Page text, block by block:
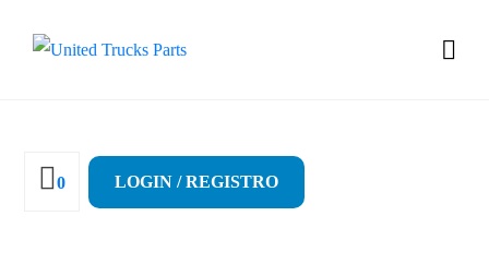
0 LOGIN / REGISTRO